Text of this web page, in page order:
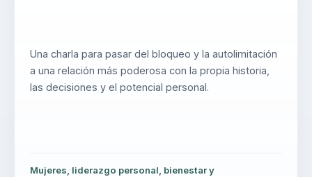
Una charla para pasar del bloqueo y la autolimitación
a una relación más poderosa con la propia historia,
las decisiones y el potencial personal.
Mujeres, liderazgo personal, bienestar y